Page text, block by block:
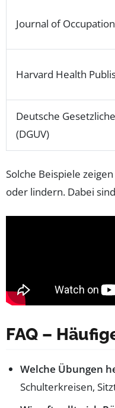
Journal of
Harvard Health
Deutsche
(DGUV)
Solche Beispiele
oder lindern. Dabei
FAQ –
Welche Übungen
Schulterkreisen,